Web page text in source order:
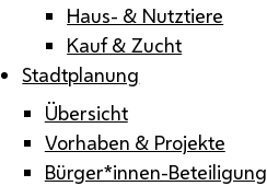
Haus- & Nutztiere
Kauf & Zucht
Stadtplanung
Übersicht
Vorhaben & Projekte
Bürger*innen-Beteiligung